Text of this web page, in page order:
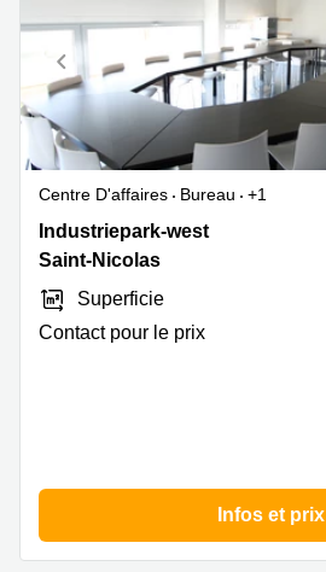
Centre D'affaires Bureau
+1
Industriepark-
West
Saint-
Nicolas
Industriepark-west
Saint-Nicolas
Superficie
Contact pour le prix
Infos et prix